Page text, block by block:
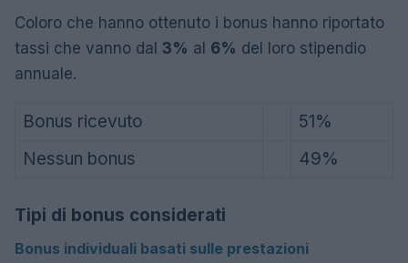
Coloro che hanno ottenuto i bonus hanno riportato
tassi che vanno dal 3% al 6% del loro stipendio
annuale.
Bonus ricevuto
51%
Nessun bonus
49%
Tipi di bonus considerati
Bonus individuali basati sulle prestazioni